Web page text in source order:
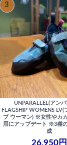
3
UNPARALLEL(アン
FLAGSHIP WOMENS LV(
プ ウーマン) ※女性やカ
用にアップデート ※3種
成
26,950円